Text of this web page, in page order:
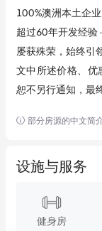
100%澳洲本土企业
超过60年开发经验 ·
屡获殊荣，始终引
文中所述价格、优
恕不另行通知，最
部分房源的中文简
设施与服务
健身房